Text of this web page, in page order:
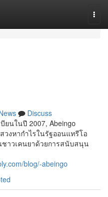
Discuss
ยนในปี 2007, Abeingo
วงหากำไรในรัฐออนแทรีโอ
าวเคนยาด้วยการสนับสนุน
blog/-abeingo